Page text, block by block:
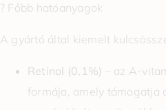
? Főbb hatóanyagok
A gyártó által kiemelt
Retinol (0,1%)
– az A-
formája, amely támogatja